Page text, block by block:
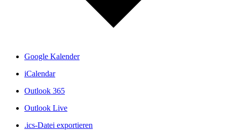
Google Kalender
iCalendar
Outlook 365
Outlook Live
.ics-Datei exportieren